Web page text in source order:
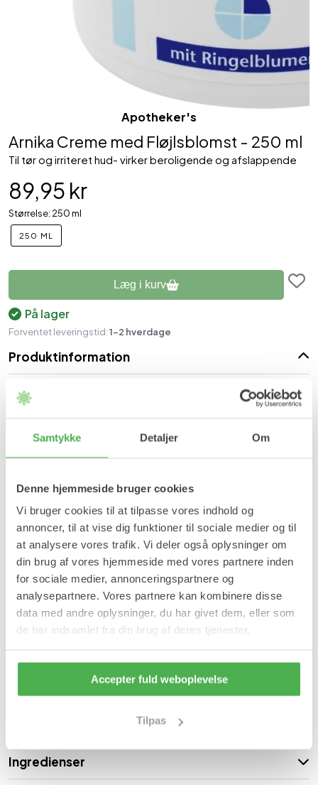
Samtykke Detaljer Om
Denne hjemmeside bruger cookies
Vi bruger cookies til at tilpasse vores indhold og
annoncer, til at vise dig funktioner til sociale medier og til
at analysere vores trafik. Vi deler også oplysninger om
din brug af vores hjemmeside med vores partnere inden
for sociale medier, annonceringspartnere og
analysepartnere. Vores partnere kan kombinere disse
data med andre oplysninger, du har givet dem, eller som
de har indsamlet fra din brug af deres tjenester.
Accepter fuld weboplevelse
Tilpas
Apotheker's
Arnika Creme med Fløjlsblomst - 250 ml
Til tør og irriteret hud- virker beroligende og afslappende
89,95 kr
Størrelse: 250 ml
250 ML
Læg i kurv
På lager
Forventet leveringstid:1-2 hverdage
Produktinformation
Arnika og fløjlsblomst har i århundreder været kendt for deres
beskyttende effekt. Cremen beskytter effektivt mod
Fordele
Parabenefri.
Beskytter mod dehydrering.
Med E-vitamin og D-panthenol.
Universel hudbeskyttelse.
Plejer og beskytter.
Anti-inflammatorisk.
Gør huden blød.
Har en beroligende og afslappende virkning.
Velegnet til tør og irriteret hud.
Anvendelse
Kan anvendes flere gange dagligt. Bør opbevares utilgængeligt
250 ml arnika creme med fløjsblomst.
Ingredienser